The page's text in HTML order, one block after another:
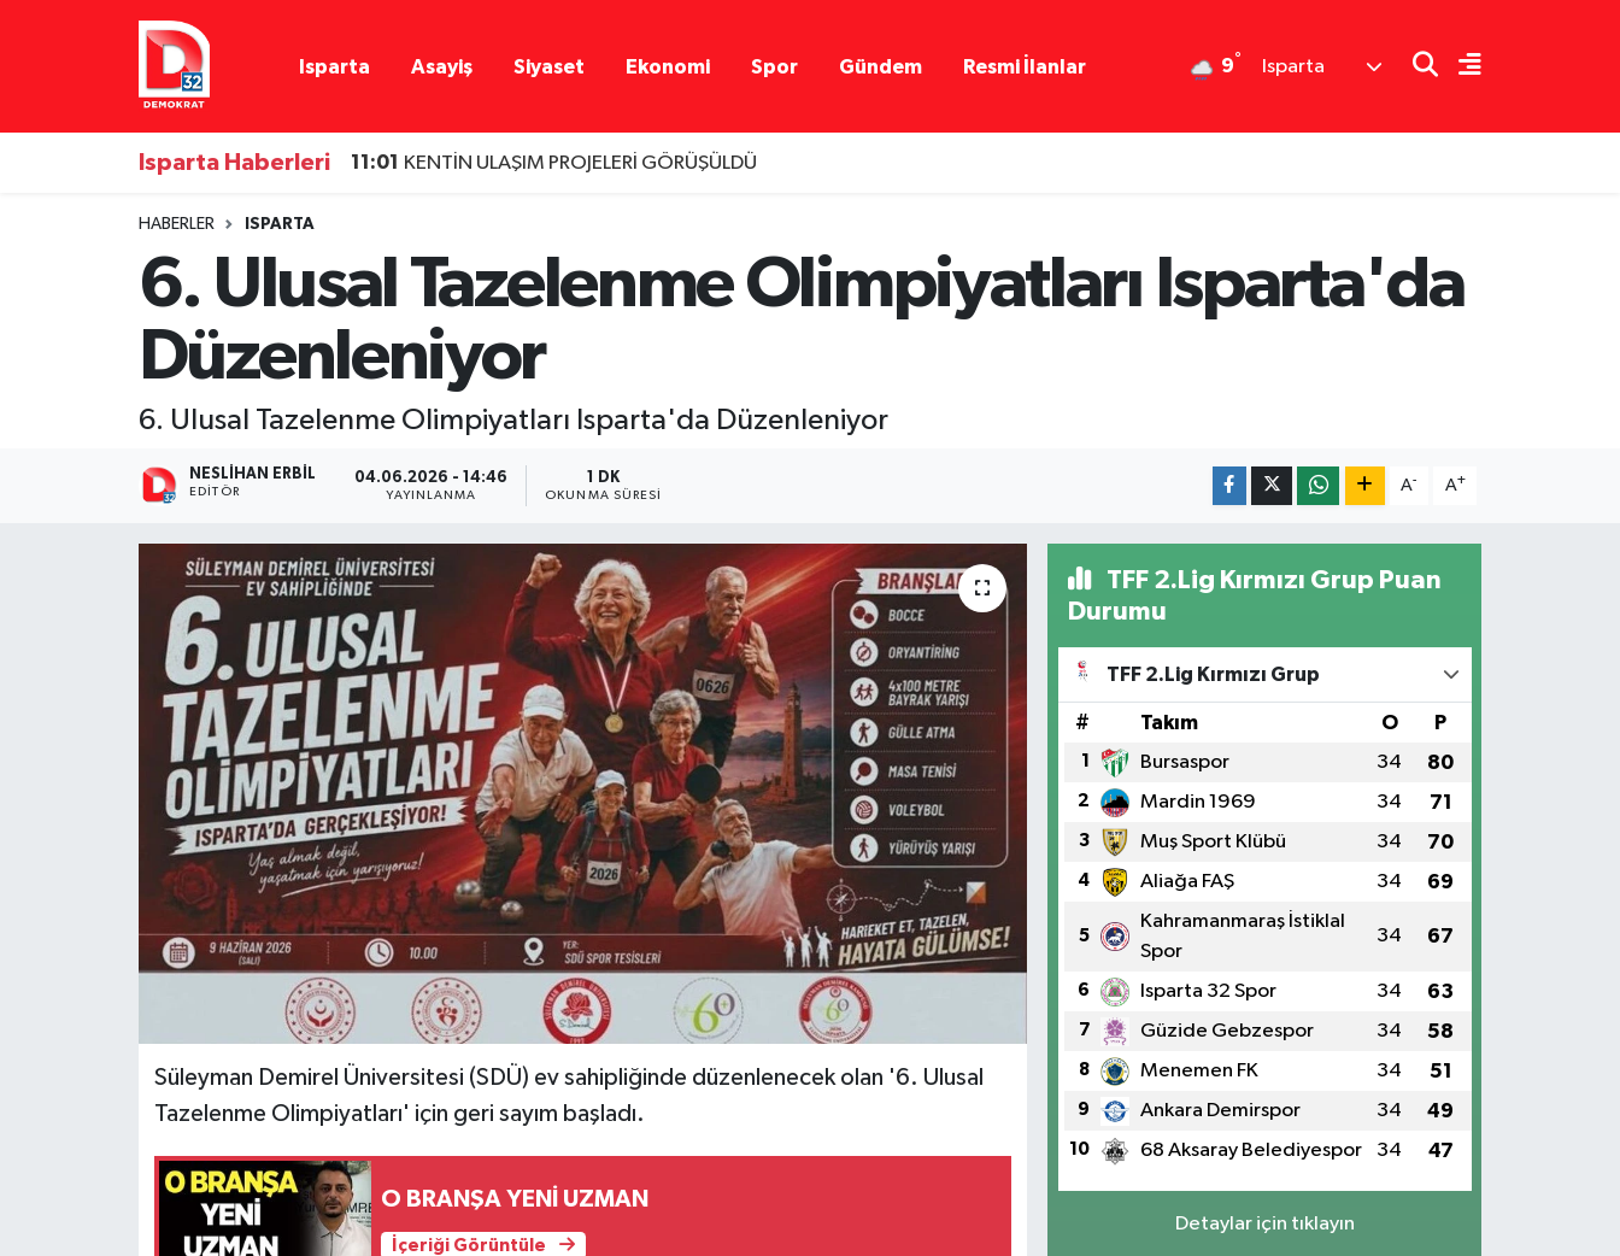
Isparta Asayiş Siyaset Ekonomi Spor Gündem Resmi İlanlar 9° Isparta
Isparta Haberleri 11:01 KENTİN ULAŞIM PROJELERİ GÖRÜŞÜLDÜ
HABERLER ISPARTA
6. Ulusal Tazelenme Olimpiyatları Isparta'da
Düzenleniyor
6. Ulusal Tazelenme Olimpiyatları Isparta'da Düzenleniyor
NESLIHAN ERBIL
EDITÖR
04.06.2026 - 14:46
YAYINLANMA
1 DK
OKUNMA SÜRESI
A- A+
Süleyman Demirel Üniversitesi (SDÜ) ev sahipliğinde düzenlenecek olan '6. Ulusal
Tazelenme Olimpiyatları' için geri sayım başladı.
O BRANŞA YENİ UZMAN
İçeriği Görüntüle
TFF 2.Lig Kırmızı Grup Puan
Durumu
TFF 2.Lig Kırmızı Grup
# Takım O P
1 Bursaspor 34 80
2 Mardin 1969 34 71
3 Muş Sport Klübü 34 70
4 Aliağa FAŞ 34 69
5
Kahramanmaraş İstiklal
Spor
34 67
6 Isparta 32 Spor 34 63
7 Güzide Gebzespor 34 58
8 Menemen FK 34 51
9 Ankara Demirspor 34 49
10 68 Aksaray Belediyespor 34 47
Detaylar için tıklayın
Isparta Nöbetçi Eczaneler
Isparta Hava Durumu
Isparta Namaz Vakitleri
Isparta Trafik Yoğunluk Haritası
Süper Lig Puan Durumu ve Fikstür
Son Dakika Haberleri